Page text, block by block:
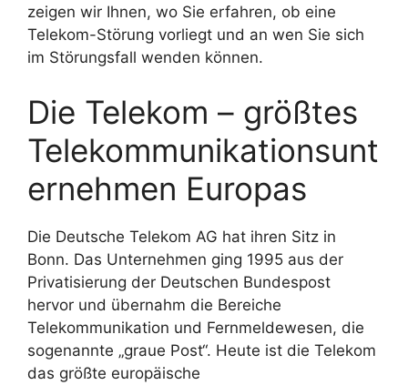
zeigen wir Ihnen, wo Sie erfahren, ob eine
Telekom-Störung vorliegt und an wen Sie sich
im Störungsfall wenden können.
Die Telekom – größtes
Telekommunikationsunt
ernehmen Europas
Die Deutsche Telekom AG hat ihren Sitz in
Bonn. Das Unternehmen ging 1995 aus der
Privatisierung der Deutschen Bundespost
hervor und übernahm die Bereiche
Telekommunikation und Fernmeldewesen, die
sogenannte „graue Post“. Heute ist die Telekom
das größte europäische